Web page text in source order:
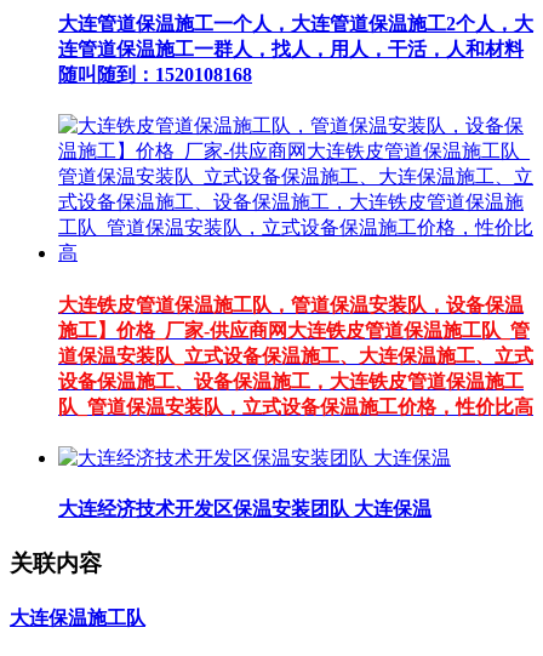
大连管道保温施工一个人，大连管道保温施工2个人，大
连管道保温施工一群人，找人，用人，干活，人和材料
随叫随到：1520108168
大连铁皮管道保温施工队，管道保温安装队，设备保温
施工】价格_厂家-供应商网大连铁皮管道保温施工队_管
道保温安装队_立式设备保温施工、大连保温施工、立式
设备保温施工、设备保温施工，大连铁皮管道保温施工
队_管道保温安装队，立式设备保温施工价格，性价比高
大连经济技术开发区保温安装团队 大连保温
关联内容
大连保温施工队